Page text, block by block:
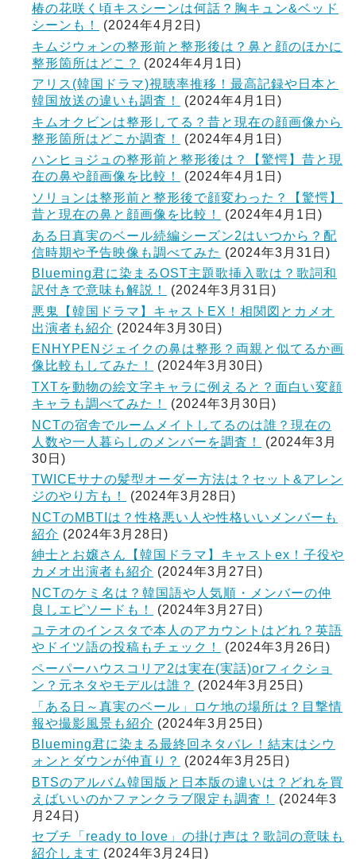
椿の花咲く頃キスシーンは何話？胸キュン&ベッド
シーンも！
(2024年4月2日)
キムジウォンの整形前と整形後は？鼻と顔のほかに
整形箇所はどこ？
(2024年4月1日)
アリス(韓国ドラマ)視聴率推移！最高記録や日本と
韓国放送の違いも調査！
(2024年4月1日)
キムオクビンは整形してる？昔と現在の顔画像から
整形箇所はどこか調査！
(2024年4月1日)
ハンヒョジュの整形前と整形後は？【驚愕】昔と現
在の鼻や顔画像を比較！
(2024年4月1日)
ソリョンは整形前と整形後で顔変わった？【驚愕】
昔と現在の鼻と顔画像を比較！
(2024年4月1日)
ある日真実のベール続編シーズン2はいつから？配
信時期や予告映像も調べてみた (2024年3月31日)
Blueming君に染まるOST主題歌挿入歌は？歌詞和
訳付きで意味も解説！
(2024年3月31日)
悪鬼【韓国ドラマ】キャストEX！相関図とカメオ
出演者も紹介 (2024年3月30日)
ENHYPENジェイクの鼻は整形？両親と似てるか画
像比較もしてみた！
(2024年3月30日)
TXTを動物の絵文字キャラに例えると？面白い変顔
キャラも調べてみた！
(2024年3月30日)
NCTの宿舎でルームメイトしてるのは誰？現在の
人数や一人暮らしのメンバーを調査！
(2024年3月
30日)
TWICEサナの髪型オーダー方法は？セット&アレン
ジのやり方も！
(2024年3月28日)
NCTのMBTIは？性格悪い人や性格いいメンバーも
紹介 (2024年3月28日)
紳士とお嬢さん【韓国ドラマ】キャストex！子役や
カメオ出演者も紹介 (2024年3月27日)
NCTのケミ名は？韓国語や人気順・メンバーの仲
良しエピソードも！
(2024年3月27日)
ユテオのインスタで本人のアカウントはどれ？英語
やドイツ語の投稿もチェック！
(2024年3月26日)
ペーパーハウスコリア2は実在(実話)orフィクショ
ン？元ネタやモデルは誰？
(2024年3月25日)
「ある日～真実のベール」ロケ地の場所は？目撃情
報や撮影風景も紹介 (2024年3月25日)
Blueming君に染まる最終回ネタバレ！結末はシウ
ォンとダウンが仲直り？
(2024年3月25日)
BTSのアルバム韓国版と日本版の違いは？どれを買
えばいいのかファンクラブ限定も調査！
(2024年3
月24日)
セブチ「ready to love」の掛け声は？歌詞の意味も
紹介します (2024年3月24日)